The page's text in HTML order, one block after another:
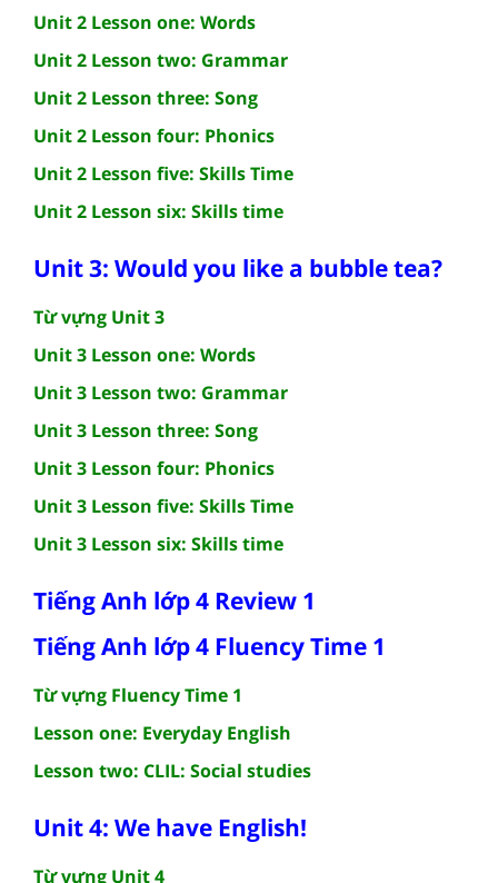
Unit 2 Lesson one: Words
Unit 2 Lesson two: Grammar
Unit 2 Lesson three: Song
Unit 2 Lesson four: Phonics
Unit 2 Lesson five: Skills Time
Unit 2 Lesson six: Skills time
Unit 3: Would you like a bubble tea?
Từ vựng Unit 3
Unit 3 Lesson one: Words
Unit 3 Lesson two: Grammar
Unit 3 Lesson three: Song
Unit 3 Lesson four: Phonics
Unit 3 Lesson five: Skills Time
Unit 3 Lesson six: Skills time
Tiếng Anh lớp 4 Review 1
Tiếng Anh lớp 4 Fluency Time 1
Từ vựng Fluency Time 1
Lesson one: Everyday English
Lesson two: CLIL: Social studies
Unit 4: We have English!
Từ vựng Unit 4